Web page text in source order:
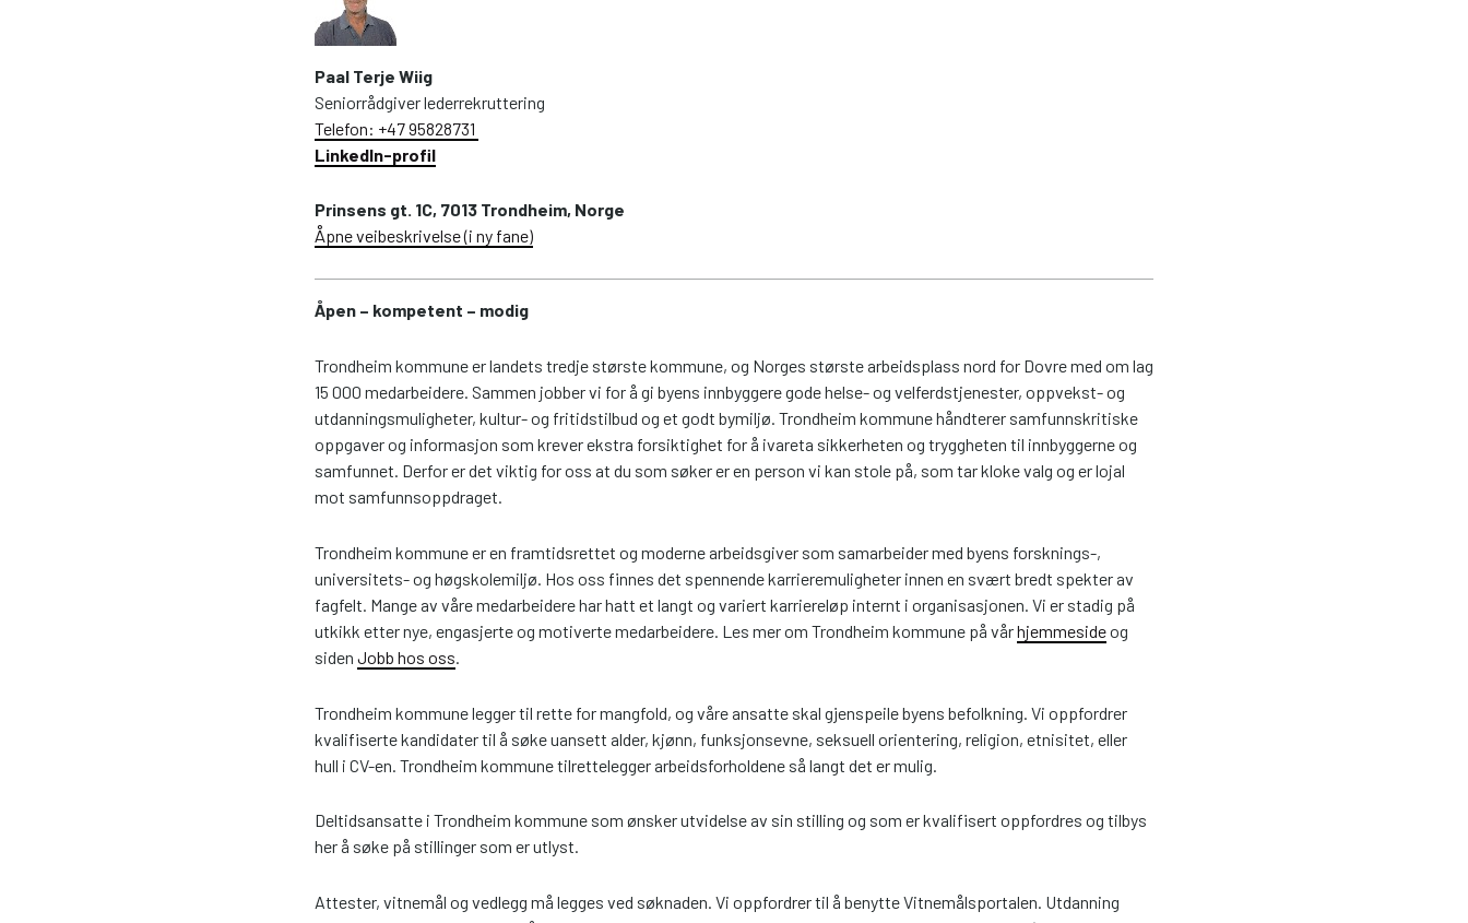
Paal Terje Wiig
Seniorrådgiver lederrekruttering
Telefon: +47 95828731
LinkedIn-profil
Prinsens gt. 1C, 7013 Trondheim, Norge
Åpne veibeskrivelse (i ny fane)
Åpen – kompetent – modig
Trondheim kommune er landets tredje største kommune, og Norges største arbeidsplass nord for Dovre med om lag
15 000 medarbeidere. Sammen jobber vi for å gi byens innbyggere gode helse- og velferdstjenester, oppvekst- og
utdanningsmuligheter, kultur- og fritidstilbud og et godt bymiljø. Trondheim kommune håndterer samfunnskritiske
oppgaver og informasjon som krever ekstra forsiktighet for å ivareta sikkerheten og tryggheten til innbyggerne og
samfunnet. Derfor er det viktig for oss at du som søker er en person vi kan stole på, som tar kloke valg og er lojal
mot samfunnsoppdraget.
Trondheim kommune er en framtidsrettet og moderne arbeidsgiver som samarbeider med byens forsknings-,
universitets- og høgskolemiljø. Hos oss finnes det spennende karrieremuligheter innen en svært bredt spekter av
fagfelt. Mange av våre medarbeidere har hatt et langt og variert karriereløp internt i organisasjonen. Vi er stadig på
utkikk etter nye, engasjerte og motiverte medarbeidere. Les mer om Trondheim kommune på vårhjemmesideog
siden Jobb hos oss
Trondheim kommune legger til rette for mangfold, og våre ansatte skal gjenspeile byens befolkning. Vi oppfordrer
kvalifiserte kandidater til å søke uansett alder, kjønn, funksjonsevne, seksuell orientering, religion, etnisitet, eller
hull i CV-en. Trondheim kommune tilrettelegger arbeidsforholdene så langt det er mulig.
Deltidsansatte i Trondheim kommune som ønsker utvidelse av sin stilling og som er kvalifisert oppfordres og tilbys
her å søke på stillinger som er utlyst.
Attester, vitnemål og vedlegg må legges ved søknaden. Vi oppfordrer til å benytte Vitnemålsportalen. Utdanning